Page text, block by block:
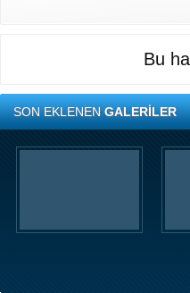
Bu
SON EKLENENGALERİLER